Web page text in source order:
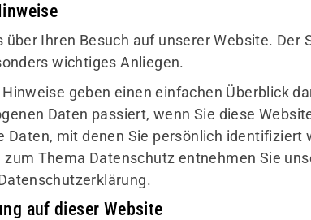
über Ihren Besuch auf unserer Website. Der
wichtiges Anliegen.
geben einen einfachen Überblick
Daten passiert, wenn Sie diese
Daten, mit denen Sie persönlich identifiziert
Thema Datenschutz entnehmen Sie
auf dieser Website